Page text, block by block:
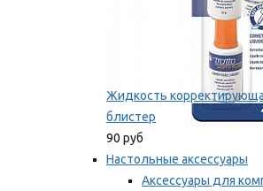
Жидкость
блистер
90 руб
Настольные аксессуары
Аксессуары для